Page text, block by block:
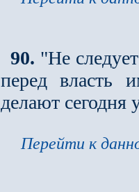
90. "Не
перед власть
делают сегодня
Перейти к